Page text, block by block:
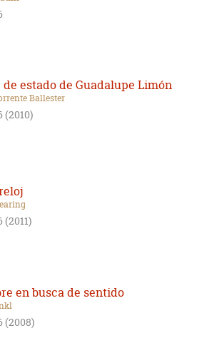
de estado de Guadalupe Limón
Ballester
(2010)
(2011)
en busca de sentido
(2008)